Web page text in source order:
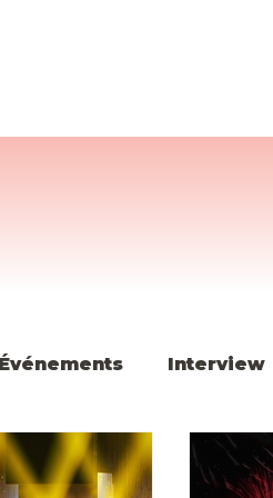
Événements Interview
Pop K-POP